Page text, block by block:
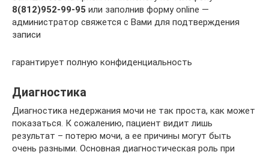
8(812)952-99-95 или заполнив форму online —
администратор свяжется с Вами для подтверждения
записи
гарантирует полную конфиденциальность
Диагностика
Диагностика недержания мочи не так проста, как может
показаться. К сожалению, пациент видит лишь
результат – потерю мочи, а ее причины могут быть
очень разными. Основная диагностическая роль при